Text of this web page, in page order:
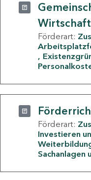
Förderart:
Förderart:
Investieren
Sachanlagen